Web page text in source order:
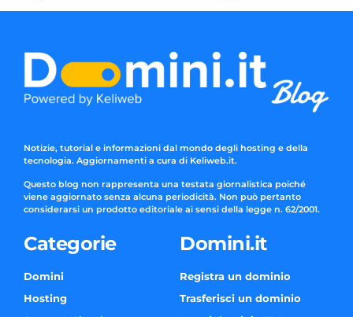
Notizie, tutorial e informazioni dal mondo degli hosting e della
tecnologia. Aggiornamenti a cura di Keliweb.it.
Questo blog non rappresenta una testata giornalistica poiché
viene aggiornato senza alcuna periodicità. Non può pertanto
considerarsi un prodotto editoriale ai sensi della legge n. 62/2001.
Categorie
Domini
Hosting
Domini.it
Registra un dominio
Trasferisci un dominio